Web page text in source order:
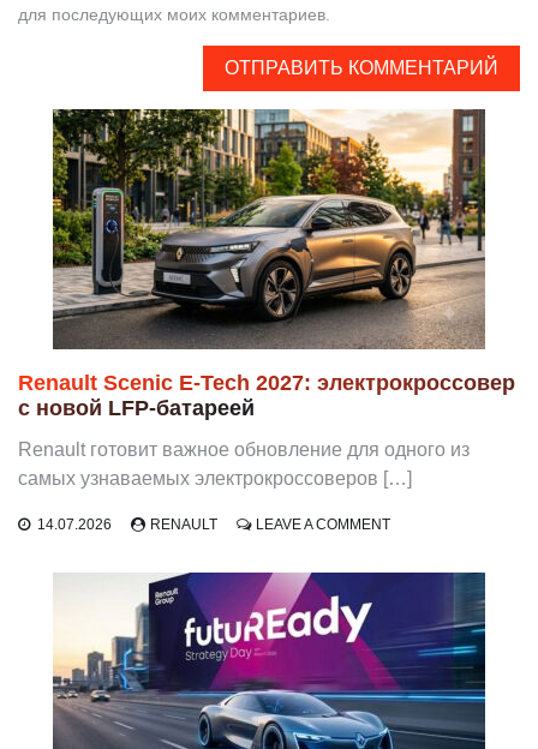
для последующих моих комментариев.
Renault Scenic E-Tech 2027: электрокроссовер
с новой LFP-батареей
Renault готовит важное обновление для одного из
самых узнаваемых электрокроссоверов […]
14.07.2026 RENAULT LEAVE A COMMENTON
2027:
С
НОВОЙ
LFP-
БАТАРЕЕЙ